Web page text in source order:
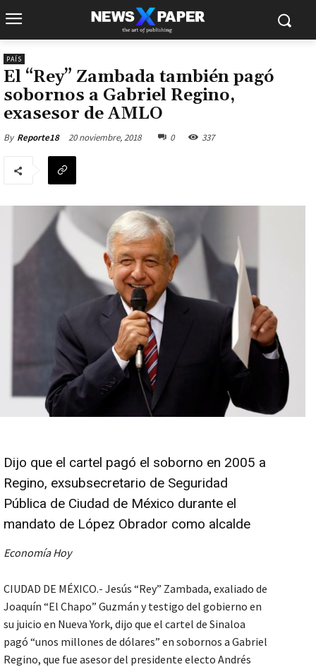
PAÍS
El “Rey” Zambada también pagó
sobornos a Gabriel Regino,
exasesor de AMLO
By Reporte18 20 noviembre, 2018 0 337
Dijo que el cartel pagó el soborno en 2005 a
Regino, exsubsecretario de Seguridad
Pública de Ciudad de México durante el
mandato de López Obrador como alcalde
Economía Hoy
CIUDAD DE MÉXICO.- Jesús “Rey” Zambada, exaliado de
Joaquín “El Chapo” Guzmán y testigo del gobierno en
su juicio en Nueva York, dijo que el cartel de Sinaloa
pagó “unos millones de dólares” en sobornos a Gabriel
Regino, que fue asesor del presidente electo Andrés